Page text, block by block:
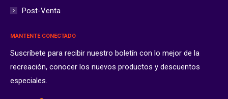
Post-Venta
MANTENTE CONECTADO
Suscríbete para recibir nuestro boletín con lo mejor de la
recreación, conocer los nuevos productos y descuentos
especiales.